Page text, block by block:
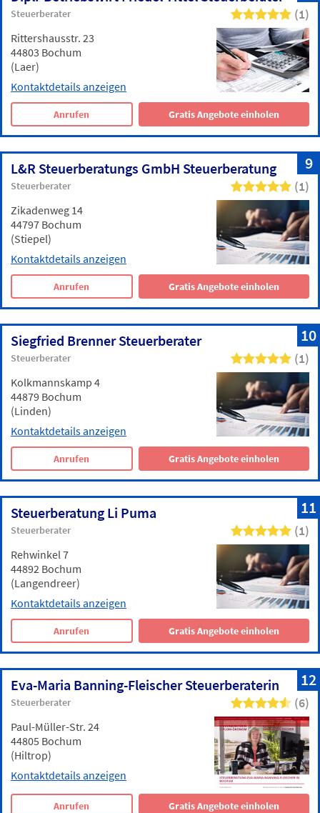
Steuerberater (1)
Rittershausstr. 23
44803 Bochum
(Laer)
Kontaktdetails anzeigen
Anrufen Gratis Angebote einholen
9
L&R Steuerberatungs GmbH Steuerberatung
Steuerberater (1)
Zikadenweg 14
44797 Bochum
(Stiepel)
Kontaktdetails anzeigen
Anrufen Gratis Angebote einholen
10
Siegfried Brenner Steuerberater
Steuerberater (1)
Kolkmannskamp 4
44879 Bochum
(Linden)
Kontaktdetails anzeigen
Anrufen Gratis Angebote einholen
11
Steuerberatung Li Puma
Steuerberater (1)
Rehwinkel 7
44892 Bochum
(Langendreer)
Kontaktdetails anzeigen
Anrufen Gratis Angebote einholen
12
Eva-Maria Banning-Fleischer Steuerberaterin
Steuerberater (6)
Paul-Müller-Str. 24
44805 Bochum
(Hiltrop)
Kontaktdetails anzeigen
Anrufen Gratis Angebote einholen